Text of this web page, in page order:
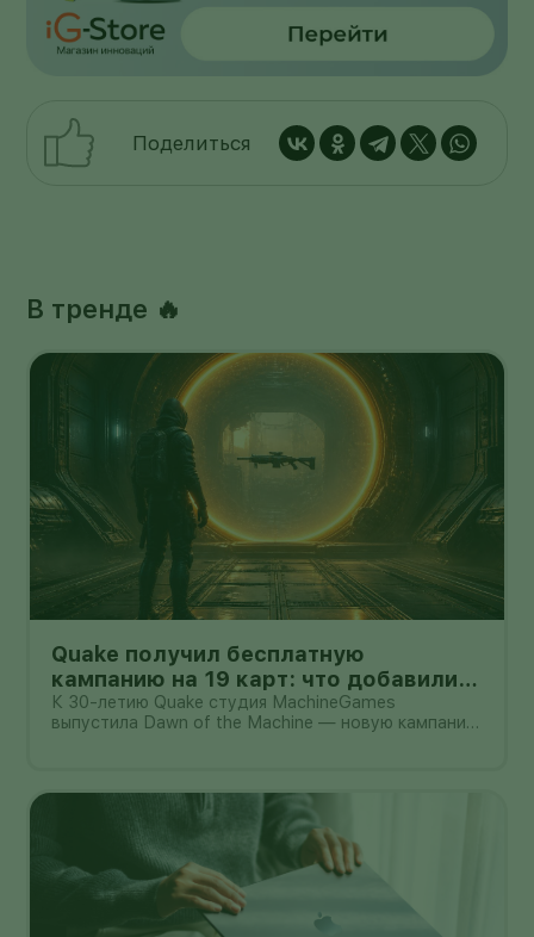
Поделиться
В тренде 🔥
Quake получил бесплатную
кампанию на 19 карт: что добавили
владельцам игры
К 30-летию Quake студия MachineGames
выпустила Dawn of the Machine — новую кампанию